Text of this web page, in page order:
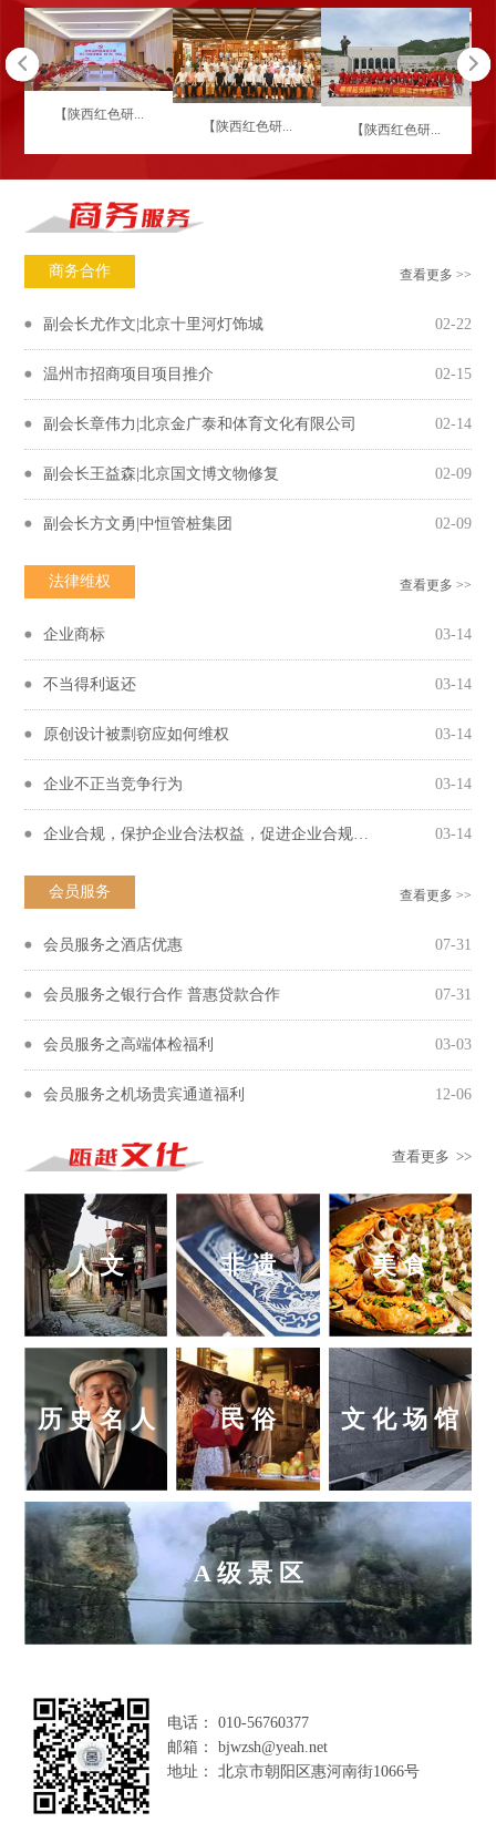
【陕西红色研...
【陕西红色研... 【陕西红色研...
商务合作 查看更多 >>
副会长尤作文|北京十里河灯饰城 02-22
温州市招商项目项目推介 02-15
副会长章伟力|北京金广泰和体育文化有限公司 02-14
副会长王益森|北京国文博文物修复 02-09
副会长方文勇|中恒管桩集团 02-09
法律维权 查看更多 >>
企业商标 03-14
不当得利返还 03-14
原创设计被剽窃应如何维权 03-14
企业不正当竞争行为 03-14
企业合规，保护企业合法权益，促进企业合规守法经营 03-14
会员服务 查看更多 >>
会员服务之酒店优惠 07-31
会员服务之银行合作 普惠贷款合作 07-31
会员服务之高端体检福利 03-03
会员服务之机场贵宾通道福利 12-06
查看更多 >>
人 文 非 遗 美 食
历 史 名 人 民 俗 文 化 场 馆
A 级 景 区
电话： 010-56760377
邮箱： bjwzsh@yeah.net
地址： 北京市朝阳区惠河南街1066号